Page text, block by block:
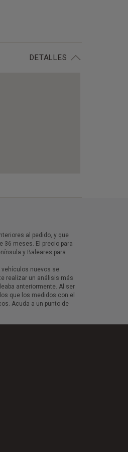
DETALLES
al pedido, y que
36 meses. El precio para
y Baleares para
vehículos nuevos se
realizar un análisis más
anteriormente. Al ser
que los medidos con el
Acuda a un punto de